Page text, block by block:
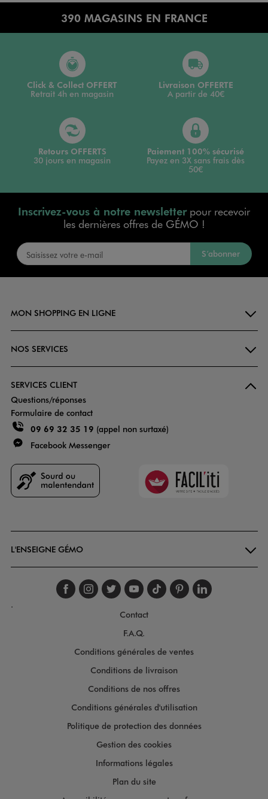
390 MAGASINS EN FRANCE
Click & Collect OFFERT
Retrait 4h en magasin
Livraison OFFERTE
A partir de 40€
Retours OFFERTS
30 jours en magasin
Paiement 100% sécurisé
Payez en 3X sans frais dès
50€
Inscrivez-vous à notre newsletterpour recevoir
les dernières offres de GÉMO !
S’abonner
MON SHOPPING EN LIGNE
NOS SERVICES
SERVICES CLIENT
Questions/réponses
Formulaire de contact
09 69 32 35 19 (appel non surtaxé)
Facebook Messenger
Faciliti
L'ENSEIGNE GÉMO
Suivez-nous sur
Suivez-nous sur
Suivez-nous sur
Suivez-nous
Suivez-nous
Suivez-
.
Contact
F.A.Q.
Conditions générales de ventes
Conditions de livraison
Conditions de nos offres
Conditions générales d'utilisation
Politique de protection des données
Gestion des cookies
Informations légales
Plan du site